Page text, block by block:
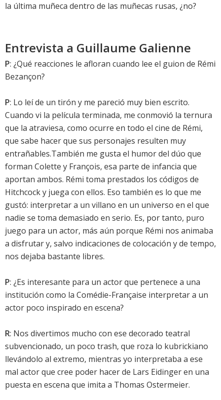
la última muñeca dentro de las muñecas rusas, ¿no?
Entrevista a Guillaume Galienne
P: ¿Qué reacciones le afloran cuando lee el guion de Rémi
Bezançon?
P: Lo leí de un tirón y me pareció muy bien escrito.
Cuando vi la película terminada, me conmovió la ternura
que la atraviesa, como ocurre en todo el cine de Rémi,
que sabe hacer que sus personajes resulten muy
entrañables.También me gusta el humor del dúo que
forman Colette y François, esa parte de infancia que
aportan ambos. Rémi toma prestados los códigos de
Hitchcock y juega con ellos. Eso también es lo que me
gustó: interpretar a un villano en un universo en el que
nadie se toma demasiado en serio. Es, por tanto, puro
juego para un actor, más aún porque Rémi nos animaba
a disfrutar y, salvo indicaciones de colocación y de tempo,
nos dejaba bastante libres.
P: ¿Es interesante para un actor que pertenece a una
institución como la Comédie-Française interpretar a un
actor poco inspirado en escena?
R: Nos divertimos mucho con ese decorado teatral
subvencionado, un poco trash, que roza lo kubrickiano
llevándolo al extremo, mientras yo interpretaba a ese
mal actor que cree poder hacer de Lars Eidinger en una
puesta en escena que imita a Thomas Ostermeier.